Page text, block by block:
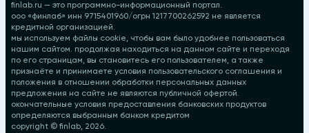
finlab.ru — это программно-информационный портал.
ооо «финлаб» инн 9715401960/огрн 1217700262592 не является
кредитной организацией.
мы используем файлы cookie, чтобы вам было удобнее пользоваться
нашим сайтом. продолжая находиться на данном сайте и переходя
по его страницам, вы становитесь его пользователем, а также
признаёте и принимаете условия пользовательского соглашения и
положения в отношении обработки персональных данных
предложения на сайте не являются публичной офертой.
окончательные условия предоставления банковских продуктов
определяются выбранным банком кредитом
copyright © finlab, 2026.